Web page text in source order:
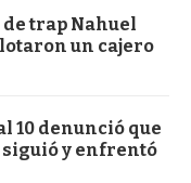
trap Nahuel
un cajero
10 denunció que
y enfrentó